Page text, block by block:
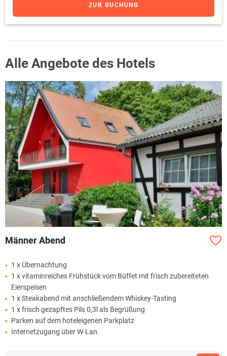
ZUR BUCHUNG
Alle Angebote des Hotels
Männer Abend
1 x Übernachtung
1 x vitaminreiches Frühstück vom Büffet mit frisch zubereiteten
Eierspeisen
1 x Steakabend mit anschließendem Whiskey-Tasting
1 x frisch gezapftes Pils 0,3l als Begrüßung
Parken auf dem hoteleigenen Parkplatz
Internetzugang über W-Lan